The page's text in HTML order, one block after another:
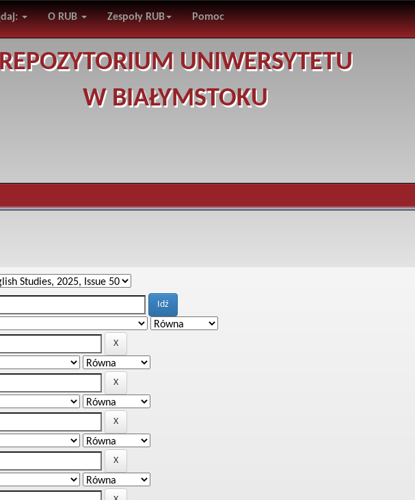
O RUB Zespoły RUB Pomoc
REPOZYTORIUM UNIWERSYTETU
W BIAŁYMSTOKU